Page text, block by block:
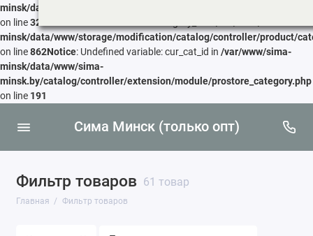
minsk/data/www/storage/modification/catalog/controller/product/
on line320
minsk/data/www/storage/modification/catalog/controller/product/
on line862Notice: Undefined variable: cur_cat_id in /var/www/sima-
minsk/data/www/sima-
minsk.by/catalog/controller/extension/module/prostore_category.php
on line 191
Сима Минск (только опт)
Фильтр товаров 61 товар
Главная Фильтр товаров